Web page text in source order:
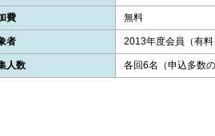
費 無料
者 2013年度会員（有
人数 各回6名（申込多数